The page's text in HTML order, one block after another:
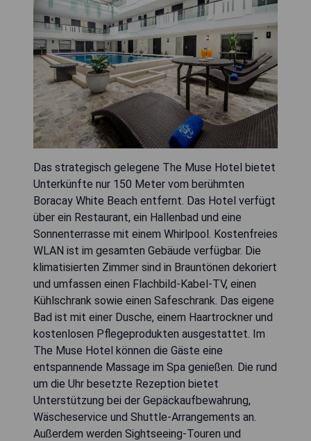
Das strategisch gelegene The Muse Hotel bietet
Unterkünfte nur 150 Meter vom berühmten
Boracay White Beach entfernt. Das Hotel verfügt
über ein Restaurant, ein Hallenbad und eine
Sonnenterrasse mit einem Whirlpool. Kostenfreies
WLAN ist im gesamten Gebäude verfügbar. Die
klimatisierten Zimmer sind in Brauntönen dekoriert
und umfassen einen Flachbild-Kabel-TV, einen
Kühlschrank sowie einen Safeschrank. Das eigene
Bad ist mit einer Dusche, einem Haartrockner und
kostenlosen Pflegeprodukten ausgestattet. Im
The Muse Hotel können die Gäste eine
entspannende Massage im Spa genießen. Die rund
um die Uhr besetzte Rezeption bietet
Unterstützung bei der Gepäckaufbewahrung,
Wäscheservice und Shuttle-Arrangements an.
Außerdem werden Sightseeing-Touren und